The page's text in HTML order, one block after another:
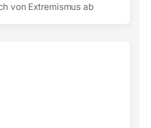
von Extremismus ab